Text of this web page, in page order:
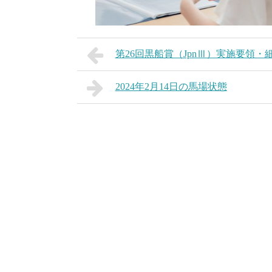
第26回黒船賞（JpnⅢ）実施要領・
2024年2月14日の馬場状態